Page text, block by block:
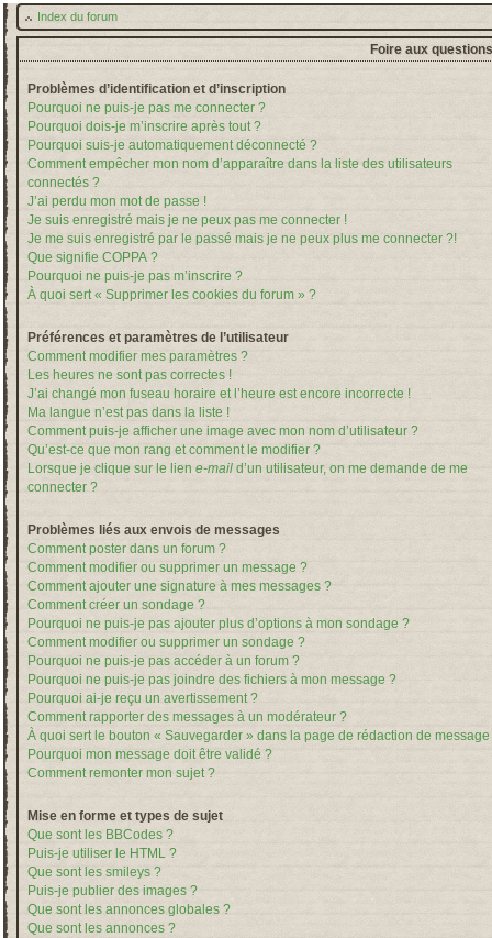
Index du forum
Foire aux
Problèmes d’identification et d’inscription
Pourquoi ne puis-je pas me connecter ?
Pourquoi dois-je m’inscrire après tout ?
Pourquoi suis-je automatiquement déconnecté ?
Comment empêcher mon nom d’apparaître dans la liste des utilisateurs
connectés ?
J’ai perdu mon mot de passe !
Je suis enregistré mais je ne peux pas me connecter !
Je me suis enregistré par le passé mais je ne peux plus me connecter ?!
Que signifie COPPA ?
Pourquoi ne puis-je pas m’inscrire ?
À quoi sert « Supprimer les cookies du forum » ?
Préférences et paramètres de l’utilisateur
Comment modifier mes paramètres ?
Les heures ne sont pas correctes !
J’ai changé mon fuseau horaire et l’heure est encore incorrecte !
Ma langue n’est pas dans la liste !
Comment puis-je afficher une image avec mon nom d’utilisateur ?
Qu’est-ce que mon rang et comment le modifier ?
Lorsque je clique sur le lien e-mail d’un utilisateur, on me demande de me
connecter ?
Problèmes liés aux envois de messages
Comment poster dans un forum ?
Comment modifier ou supprimer un message ?
Comment ajouter une signature à mes messages ?
Comment créer un sondage ?
Pourquoi ne puis-je pas ajouter plus d’options à mon sondage ?
Comment modifier ou supprimer un sondage ?
Pourquoi ne puis-je pas accéder à un forum ?
Pourquoi ne puis-je pas joindre des fichiers à mon message ?
Pourquoi ai-je reçu un avertissement ?
Comment rapporter des messages à un modérateur ?
À quoi sert le bouton « Sauvegarder » dans la page de rédaction de message
Pourquoi mon message doit être validé ?
Comment remonter mon sujet ?
Mise en forme et types de sujet
Que sont les BBCodes ?
Puis-je utiliser le HTML ?
Que sont les smileys ?
Puis-je publier des images ?
Que sont les annonces globales ?
Que sont les annonces ?